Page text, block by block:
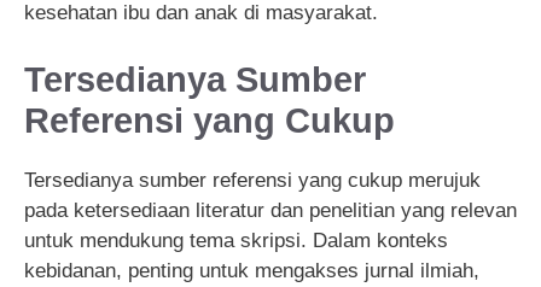
kesehatan ibu dan anak di masyarakat.
Tersedianya Sumber
Referensi yang Cukup
Tersedianya sumber referensi yang cukup merujuk
pada ketersediaan literatur dan penelitian yang relevan
untuk mendukung tema skripsi. Dalam konteks
kebidanan, penting untuk mengakses jurnal ilmiah,